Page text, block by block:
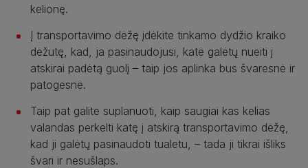
kelionę.
Į transportavimo dėžę įdėkite tinkamo dydžio kraiko
dėžutę, kad, ja pasinaudojusi, katė galėtų nueiti į
atskirai padėtą guolį – taip jos aplinka bus švaresnė ir
patogesnė.
Taip pat galite suplanuoti, kaip saugiai kas kelias
valandas perkelti katę į atskirą transportavimo dėžę,
kad ji galėtų pasinaudoti tualetu, – tada ji tikrai išliks
švari ir nesušlaps.